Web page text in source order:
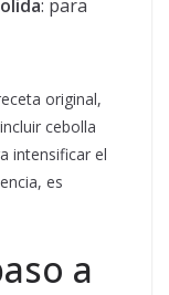
: para
original,
cebolla
intensificar el
es
a